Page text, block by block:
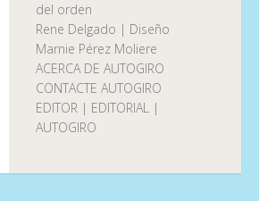
del orden
Rene Delgado | Diseño
Marnie Pérez Moliere
ACERCA DE AUTOGIRO
CONTACTE AUTOGIRO
EDITOR | EDITORIAL |
AUTOGIRO